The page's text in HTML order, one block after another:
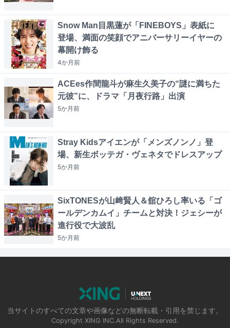
Snow Man目黒蓮が「FINEBOYS」表紙に
登場、満面の笑顔でアニバーサリーイヤーの
幕開け飾る
4か月前
ACEes作間龍斗が麻生久美子の“謎に満ちた
元彼”に、ドラマ「月夜行路」出演
5か月前
Stray Kidsアイエンが「メンズノンノ」登
場、新生ボッテガ・ヴェネタでドレスアップ
5か月前
SixTONESが山﨑賢人＆舘ひろし率いる「ゴ
ールデンカムイ」チームと対決！ジェシーが
進行役で大波乱
5か月前
当サイトのすべての文章や画像などの無断転載・引用を禁じます。
Copyright XING INC.All Rights Reserved.